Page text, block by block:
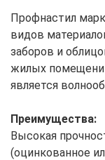
Профнастил
видов
заборов и
жилых
является
Преимущества:
Высокая
(оцинкованное